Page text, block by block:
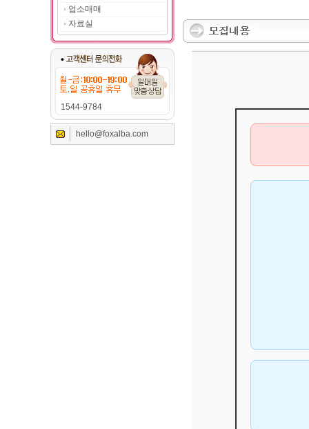
업소매매
자료실
1544-9784
hello@foxalba.com